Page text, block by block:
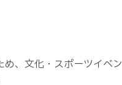
、文化・スポーツイベン